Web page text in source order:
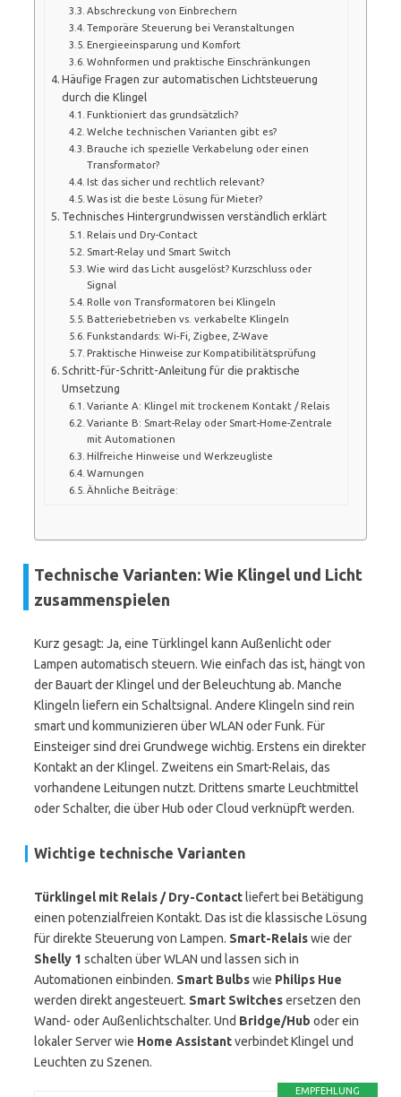
Abschreckung von Einbrechern
Temporäre Steuerung bei Veranstaltungen
Energieeinsparung und Komfort
Wohnformen und praktische Einschränkungen
Häufige Fragen zur automatischen Lichtsteuerung
durch die Klingel
Funktioniert das grundsätzlich?
Welche technischen Varianten gibt es?
Brauche ich spezielle Verkabelung oder einen
Transformator?
Ist das sicher und rechtlich relevant?
Was ist die beste Lösung für Mieter?
Technisches Hintergrundwissen verständlich erklärt
Relais und Dry-Contact
Smart-Relay und Smart Switch
Wie wird das Licht ausgelöst? Kurzschluss oder
Signal
Rolle von Transformatoren bei Klingeln
Batteriebetrieben vs. verkabelte Klingeln
Funkstandards: Wi‑Fi, Zigbee, Z-Wave
Praktische Hinweise zur Kompatibilitätsprüfung
Schritt-für-Schritt-Anleitung für die praktische
Umsetzung
Variante A: Klingel mit trockenem Kontakt / Relais
Variante B: Smart-Relay oder Smart-Home-Zentrale
mit Automationen
Hilfreiche Hinweise und Werkzeugliste
Warnungen
Ähnliche Beiträge:
Technische Varianten: Wie Klingel und Licht
zusammenspielen
Kurz gesagt: Ja, eine Türklingel kann Außenlicht oder
Lampen automatisch steuern. Wie einfach das ist, hängt von
der Bauart der Klingel und der Beleuchtung ab. Manche
Klingeln liefern ein Schaltsignal. Andere Klingeln sind rein
smart und kommunizieren über WLAN oder Funk. Für
Einsteiger sind drei Grundwege wichtig. Erstens ein direkter
Kontakt an der Klingel. Zweitens ein Smart-Relais, das
vorhandene Leitungen nutzt. Drittens smarte Leuchtmittel
oder Schalter, die über Hub oder Cloud verknüpft werden.
Wichtige technische Varianten
Türklingel mit Relais / Dry-Contact liefert bei Betätigung
einen potenzialfreien Kontakt. Das ist die klassische Lösung
für direkte Steuerung von Lampen. Smart-Relaiswie der
Shelly 1 schalten über WLAN und lassen sich in
Automationen einbinden. Smart Bulbswie Philips Hue
werden direkt angesteuert. Smart Switchesersetzen den
Wand- oder Außenlichtschalter. Und Bridge/Hub oder ein
lokaler Server wie Home Assistantverbindet Klingel und
Leuchten zu Szenen.
EMPFEHLUNG